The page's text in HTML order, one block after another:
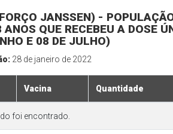
JANSSEN) -
QUE RECEBEU A DOSE
E 08 DE JULHO)
28 de janeiro de 2022
Vacina Quantidade
foi encontrado.